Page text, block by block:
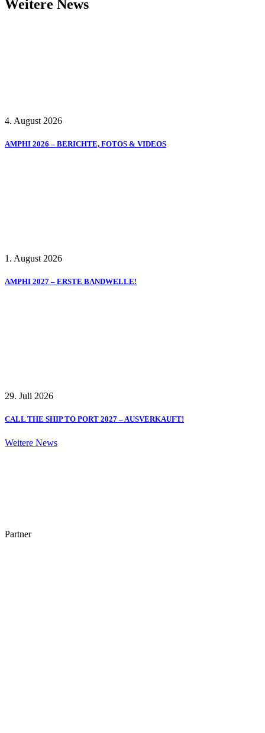
Weitere News
4. August 2026
AMPHI 2026 – BERICHTE, FOTOS & VIDEOS
1. August 2026
AMPHI 2027 – ERSTE BANDWELLE!
29. Juli 2026
CALL THE SHIP TO PORT 2027 – AUSVERKAUFT!
Weitere News
Partner